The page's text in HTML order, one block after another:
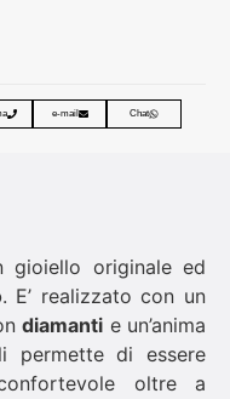
e-mail Chat
gioiello originale ed
. E’ realizzato con un
diamanti e un’anima
permette di essere
oltre a